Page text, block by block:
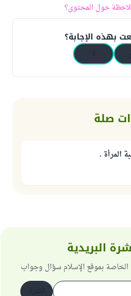
حول المحتوى؟
بهذه الإجابة؟
صلة
المرأة .
البريدية
الخاصة بموقع الإسلام سؤال وجواب